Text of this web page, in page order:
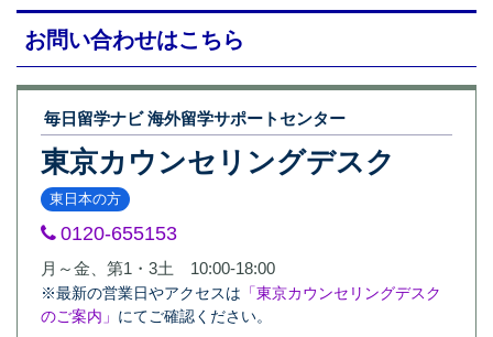
お問い合わせはこちら
毎日留学ナビ 海外留学サポートセンター
東京カウンセリングデスク
東日本の方
0120-655153
月～金、第1・3土 10:00-18:00
※最新の営業日やアクセスは 「東京カウンセリングデスク
のご案内」 にてご確認ください。